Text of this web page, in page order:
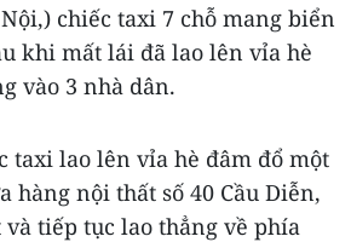
chiếc taxi 7 chỗ mang biển
khi mất lái đã lao lên vỉa hè
vào 3 nhà dân.
lao lên vỉa hè đâm đổ một
hàng nội thất số 40 Cầu Diễn,
và tiếp tục lao thẳng về phía